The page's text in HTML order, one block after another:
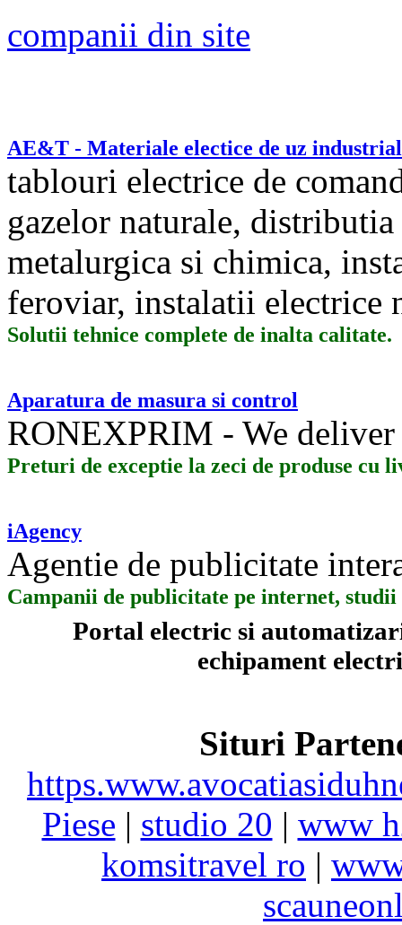
companii din site
AE&T - Materiale electice de uz industrial
tablouri electrice de
gazelor naturale,
metalurgica si chimica,
feroviar, instalatii electrice
Solutii tehnice complete de inalta calitate.
Aparatura de masura si control
RONEXPRIM - We deliver
Preturi de exceptie la zeci de produse cu
iAgency
Agentie de publicitate
Campanii de publicitate pe internet,
Portal electric si
echipament
Situri
Piese | studio 20 | www
komsitravel ro |